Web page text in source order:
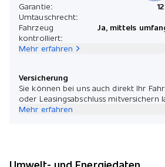
Garantie:
Umtauschrecht:
Fahrzeug
kontrolliert:
Ja, mittels
Mehr erfahren
Versicherung
Sie können bei uns auch direkt Ihr
oder Leasingsabschluss mitversichern
Mehr erfahren